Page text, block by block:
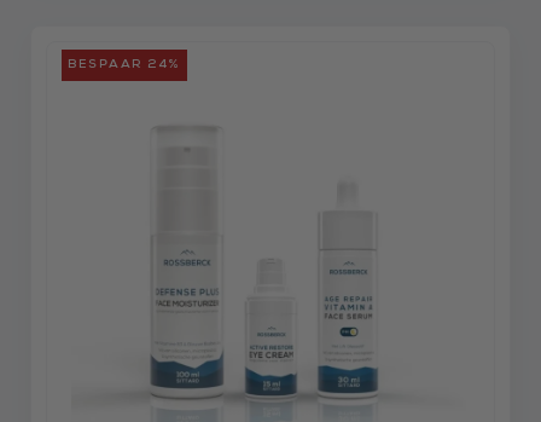
BESPAAR 24%